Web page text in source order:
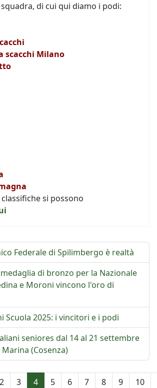
di cui qui diamo i podi:
scacchi Milano
si possono
Federale di Spilimbergo è realtà
di bronzo per la Nazionale
e Moroni vincono l'oro di
Scuola 2025: i vincitori e i podi
seniores dal 14 al 21 settembre
(Cosenza)
2 3 4 5 6 7 8 9 10